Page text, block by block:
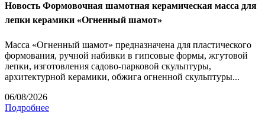
Новость Формовочная шамотная керамическая масса для
лепки керамики «Огненный шамот»
Масса «Огненный шамот» предназначена для пластического
формования, ручной набивки в гипсовые формы, жгутовой
лепки, изготовления садово-парковой скульптуры,
архитектурной керамики, обжига огненной скульптуры...
06/08/2026
Подробнее